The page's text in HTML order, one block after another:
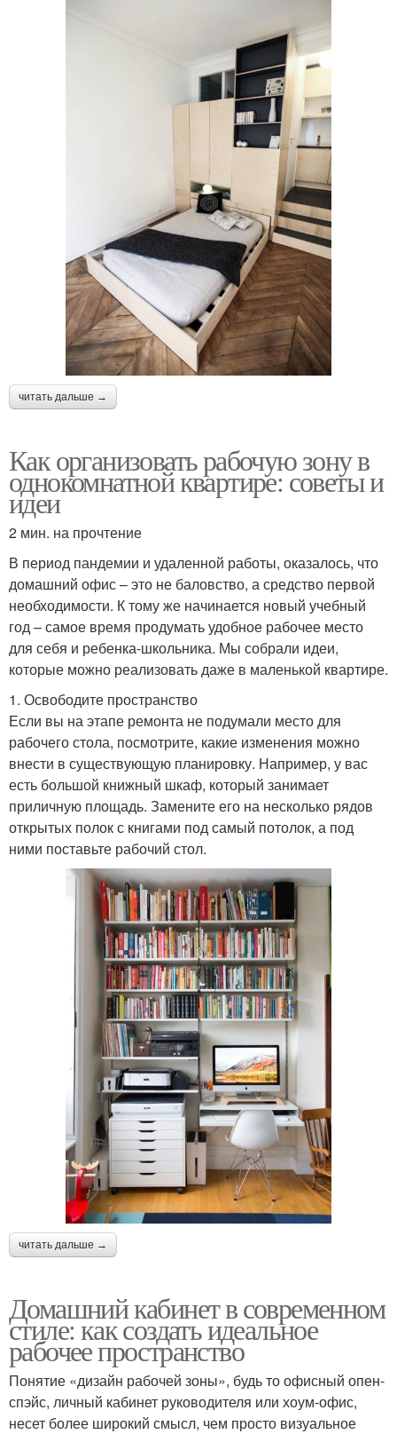
читать дальше →
Как организовать рабочую зону в
однокомнатной квартире: советы и
идеи
2 мин. на прочтение
В период пандемии и удаленной работы, оказалось, что
домашний офис – это не баловство, а средство первой
необходимости. К тому же начинается новый учебный
год – самое время продумать удобное рабочее место
для себя и ребенка-школьника. Мы собрали идеи,
которые можно реализовать даже в маленькой квартире.
1. Освободите пространство
Если вы на этапе ремонта не подумали место для
рабочего стола, посмотрите, какие изменения можно
внести в существующую планировку. Например, у вас
есть большой книжный шкаф, который занимает
приличную площадь. Замените его на несколько рядов
открытых полок с книгами под самый потолок, а под
ними поставьте рабочий стол.
читать дальше →
Домашний кабинет в современном
стиле: как создать идеальное
рабочее пространство
Понятие «дизайн рабочей зоны», будь то офисный опен-
спэйс, личный кабинет руководителя или хоум-офис,
несет более широкий смысл, чем просто визуальное